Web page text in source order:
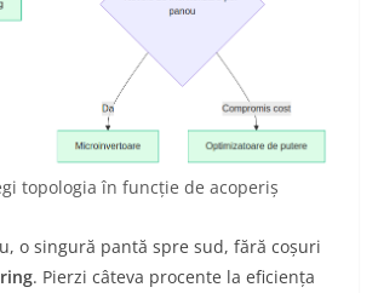
topologia în funcție de acoperiș
o singură pantă spre sud, fără coșuri
. Pierzi câteva procente la eficiența